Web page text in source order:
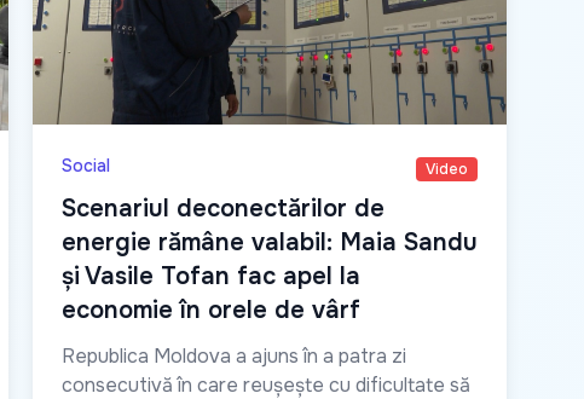
Social Video
Scenariul deconectărilor de
energie rămâne valabil: Maia Sandu
și Vasile Tofan fac apel la
economie în orele de vârf
Republica Moldova a ajuns în a patra zi
consecutivă în care reușește cu dificultate să